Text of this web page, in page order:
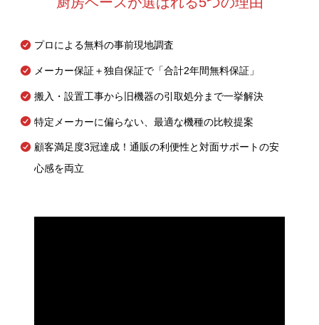
プロによる無料の事前現地調査
メーカー保証＋独自保証で「合計2年間無料保証」
搬入・設置工事から旧機器の引取処分まで一挙解決
特定メーカーに偏らない、最適な機種の比較提案
顧客満足度3冠達成！通販の利便性と対面サポートの安
心感を両立